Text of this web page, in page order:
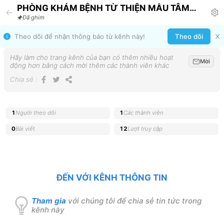
PHÒNG KHÁM BỆNH TỪ THIỆN MẪU TÂM
Announcement
Đã ghim
Theo dõi để nhận thông báo từ kênh này! Theo dõi
Hãy làm cho trang kênh của bạn có thêm nhiều hoạt
động hơn bằng cách mời thêm các thành viên khác
Mời
Chia sẻ :
1Người theo dõi 1 Các thành viên
0Bài viết 12Lượt truy cập
ĐẾN VỚI KÊNH THÔNG TIN
Tham gia với chúng tôi để chia sẻ tin tức trong
kênh này